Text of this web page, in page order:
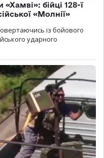
бійці 128-ї
«Молнії»
із бойового
ударного